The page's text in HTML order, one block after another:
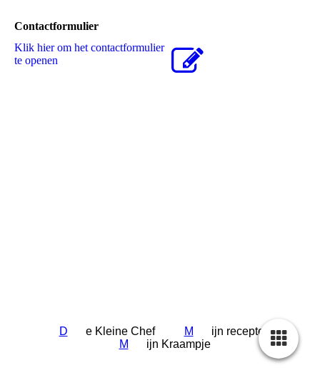
Contactformulier
Klik hier om het contactformulier
te openen
D e Kleine Chef M
ijn recepten
M
ijn Kraampje